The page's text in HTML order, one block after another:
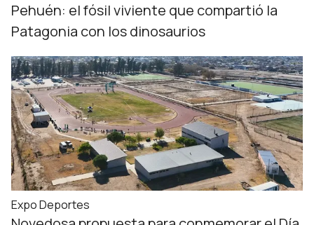
Pehuén: el fósil viviente que compartió la
Patagonia con los dinosaurios
Expo Deportes